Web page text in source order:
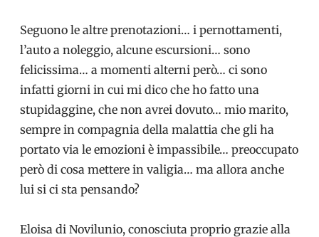
Seguono le altre prenotazioni… i pernottamenti,
l’auto a noleggio, alcune escursioni… sono
felicissima… a momenti alterni però… ci sono
infatti giorni in cui mi dico che ho fatto una
stupidaggine, che non avrei dovuto… mio marito,
sempre in compagnia della malattia che gli ha
portato via le emozioni è impassibile… preoccupato
però di cosa mettere in valigia… ma allora anche
lui si ci sta pensando?
Eloisa di Novilunio, conosciuta proprio grazie alla